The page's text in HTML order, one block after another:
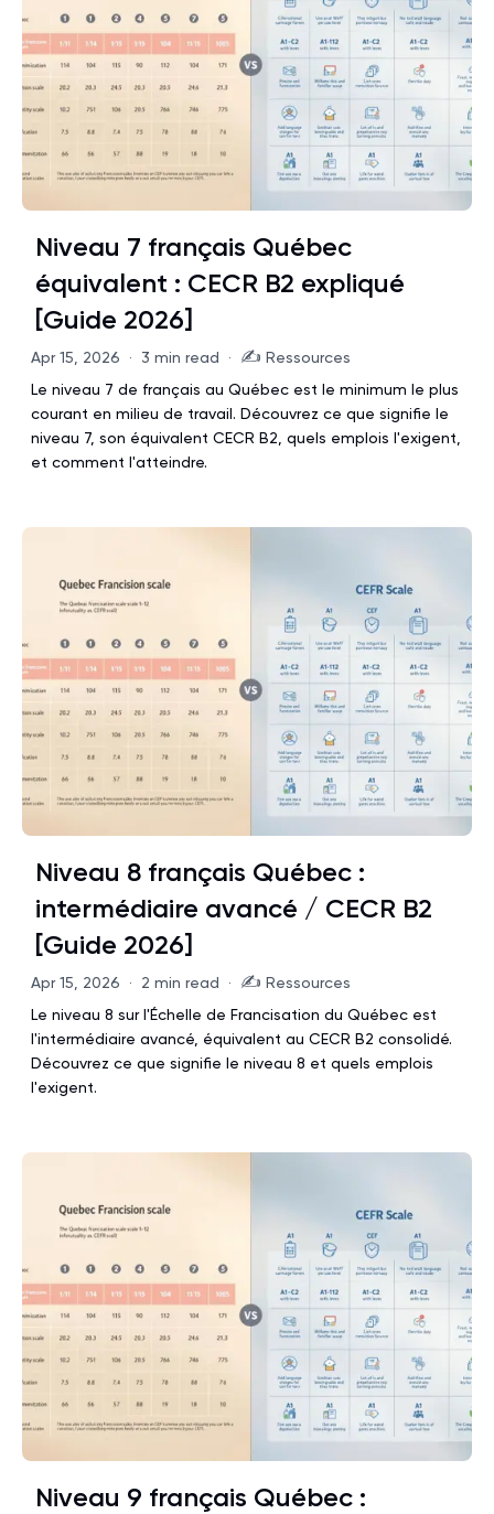
Niveau 7 français Québec
équivalent : CECR B2 expliqué
[Guide 2026]
Apr 15, 2026 · 3 min read · ✍️ Ressources
Le niveau 7 de français au Québec est le minimum le plus
courant en milieu de travail. Découvrez ce que signifie le
niveau 7, son équivalent CECR B2, quels emplois l'exigent,
et comment l'atteindre.
Niveau 8 français Québec :
intermédiaire avancé / CECR B2
[Guide 2026]
Apr 15, 2026 · 2 min read · ✍️ Ressources
Le niveau 8 sur l'Échelle de Francisation du Québec est
l'intermédiaire avancé, équivalent au CECR B2 consolidé.
Découvrez ce que signifie le niveau 8 et quels emplois
l'exigent.
Niveau 9 français Québec :